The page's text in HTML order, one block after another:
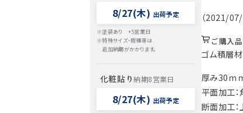
（2021/
ご購入品
ゴム積層材
厚み30ｍ
平面加工
断面加工
8/27(木) 出荷予定
※塗装あり +5営業日
※特殊サイズ・樹種等は
追加納期がかかります。
化粧貼り納期8営業日
8/27(木) 出荷予定